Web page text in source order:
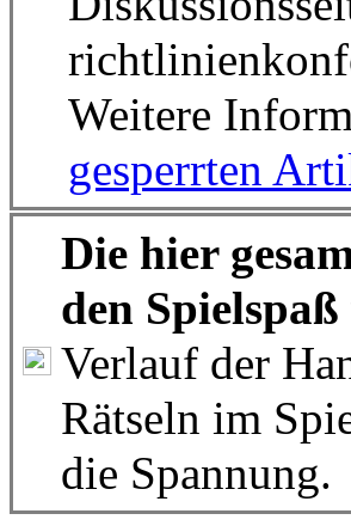
Weitere
gesperrten
Die hier
den
Verlauf der
Rätseln im
die Spannung.